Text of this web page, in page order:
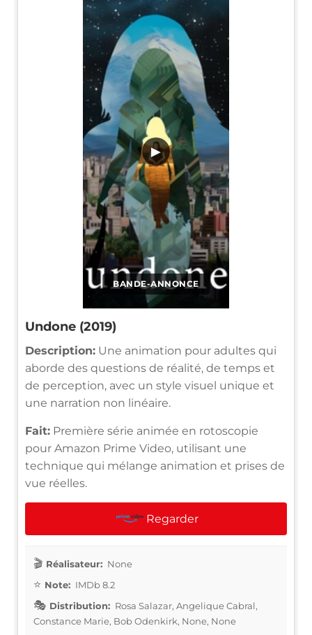
BANDE-ANNONCE
▶
Undone (2019)
Description: Une animation pour adultes qui
aborde des questions de réalité, de temps et
de perception, avec un style visuel unique et
une narration non linéaire.
Fait: Première série animée en rotoscopie
pour Amazon Prime Video, utilisant une
technique qui mélange animation et prises de
vue réelles.
Regarder
Réalisateur: None
Note: IMDb 8.2
Distribution: Rosa Salazar, Angelique Cabral,
Constance Marie, Bob Odenkirk, None, None